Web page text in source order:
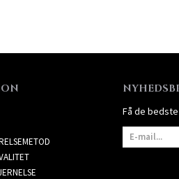
Få de